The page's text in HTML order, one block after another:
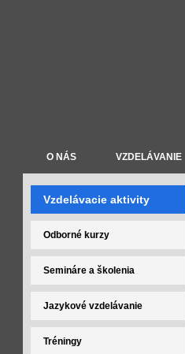
O NÁS VZDELÁVANIE
Vzdelávacie aktivity
Odborné kurzy
Semináre a školenia
Jazykové vzdelávanie
Tréningy